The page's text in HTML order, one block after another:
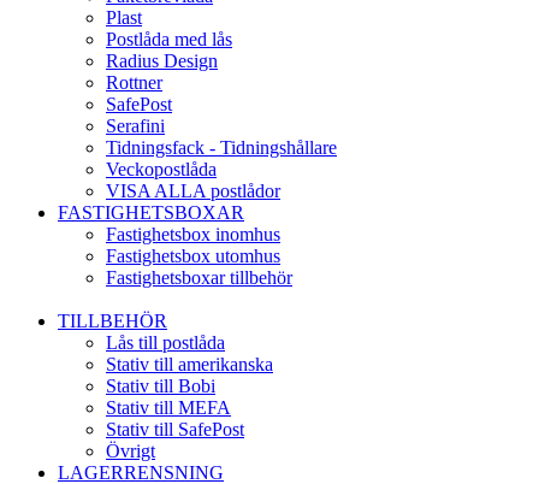
Plast
Postlåda med lås
Radius Design
Rottner
SafePost
Serafini
Tidningsfack - Tidningshållare
Veckopostlåda
VISA ALLA postlådor
FASTIGHETSBOXAR
Fastighetsbox inomhus
Fastighetsbox utomhus
Fastighetsboxar tillbehör
TILLBEHÖR
Lås till postlåda
Stativ till amerikanska
Stativ till Bobi
Stativ till MEFA
Stativ till SafePost
Övrigt
LAGERRENSNING